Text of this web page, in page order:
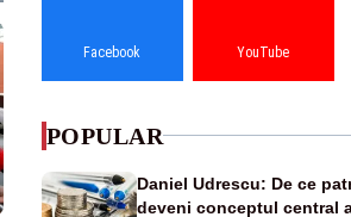
Facebook YouTube
POPULAR
Daniel Udrescu: De ce
deveni conceptul central